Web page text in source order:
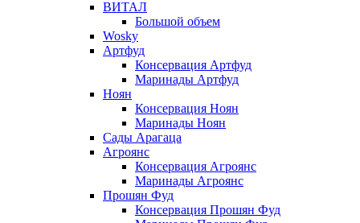
ВИТАЛ
Большой объем
Wosky
Артфуд
Консервация Артфуд
Маринады Артфуд
Ноян
Консервация Ноян
Маринады Ноян
Сады Арагаца
Агроянс
Консервация Агроянс
Маринады Агроянс
Прошян Фуд
Консервация Прошян Фуд